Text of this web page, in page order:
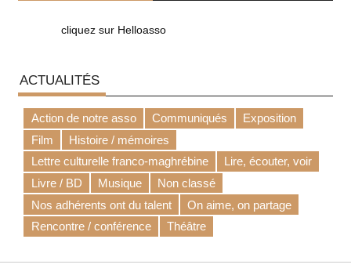
cliquez sur Helloasso
ACTUALITÉS
Action de notre asso Communiqués
Exposition
Film
Histoire / mémoires
Lettre culturelle franco-maghrébine
Lire, écouter, voir
Livre / BD
Musique
Non classé
Nos adhérents ont du talent
On aime, on partage
Rencontre / conférence
Théâtre